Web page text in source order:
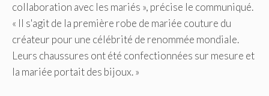
collaboration avec les mariés », précise le communiqué.
« Il s'agit de la première robe de mariée couture du
créateur pour une célébrité de renommée mondiale.
Leurs chaussures ont été confectionnées sur mesure et
la mariée portait des bijoux. »